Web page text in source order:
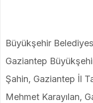
Büyükşehir
Gaziantep
Şahin, Gaziantep İl
Mehmet Karayılan,